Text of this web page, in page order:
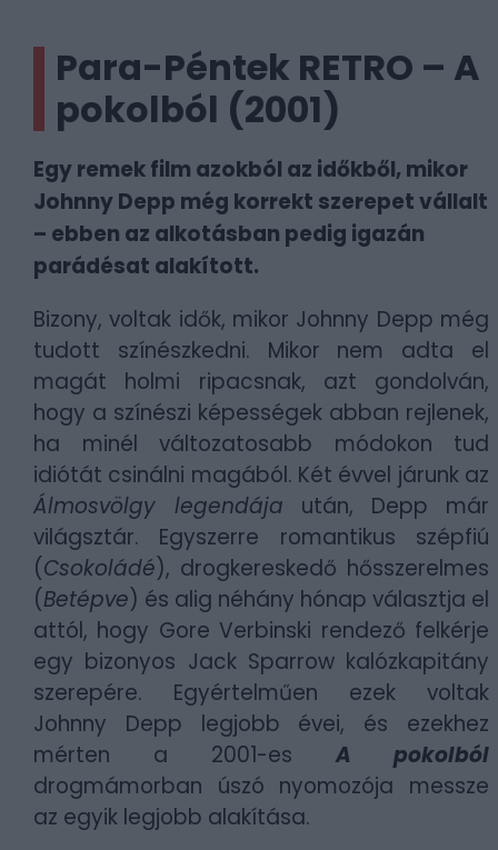
Para-Péntek RETRO – A
pokolból (2001)
Egy remek film azokból az időkből, mikor
Johnny Depp még korrekt szerepet vállalt
– ebben az alkotásban pedig igazán
parádésat alakított.
Bizony, voltak idők, mikor Johnny Depp még
tudott színészkedni. Mikor nem adta el
magát holmi ripacsnak, azt gondolván,
hogy a színészi képességek abban rejlenek,
ha minél változatosabb módokon tud
idiótát csinálni magából. Két évvel járunk az
Álmosvölgy legendája után, Depp már
világsztár. Egyszerre romantikus szépfiú
(Csokoládé), drogkereskedő hősszerelmes
(Betépve) és alig néhány hónap választja el
attól, hogy Gore Verbinski rendező felkérje
egy bizonyos Jack Sparrow kalózkapitány
szerepére. Egyértelműen ezek voltak
Johnny Depp legjobb évei, és ezekhez
mérten a 2001-es A pokolból
drogmámorban úszó nyomozója messze
az egyik legjobb alakítása.